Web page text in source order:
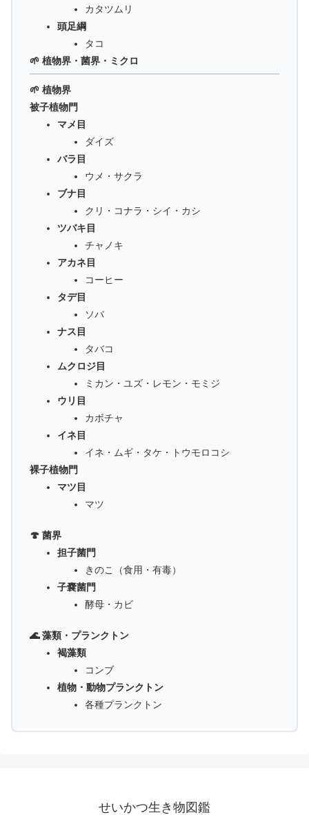
カタツムリ
頭足綱
タコ
🌱 植物界・菌界・ミクロ
🌱 植物界
被子植物門
マメ目
ダイズ
バラ目
ウメ・サクラ
ブナ目
クリ・コナラ・シイ・カシ
ツバキ目
チャノキ
アカネ目
コーヒー
タデ目
ソバ
ナス目
タバコ
ムクロジ目
ミカン・ユズ・レモン・モミジ
ウリ目
カボチャ
イネ目
イネ・ムギ・タケ・トウモロコシ
裸子植物門
マツ目
マツ
🍄 菌界
担子菌門
きのこ（食用・有毒）
子嚢菌門
酵母・カビ
🌊 藻類・プランクトン
褐藻類
コンブ
植物・動物プランクトン
各種プランクトン
せいかつ生き物図鑑